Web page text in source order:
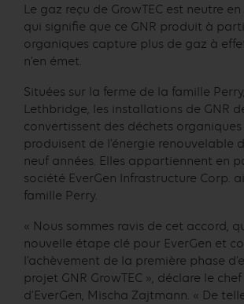
Le gaz reçu de GrowTEC est neutre
qui signifie que ce GNR produit à
organiques capture plus de gaz à
n’en émet.
Situées sur la ferme de la famille
Lethbridge, les installations de GNR
convertissent des déchets
produisent de l’énergie renouvelable
neuf années. Elles appartiennent en
société EverGen Infrastructure Corp.
famille Perry.
« Nous sommes ravis de cet accord,
nouvelle étape clé pour EverGen et
l’achèvement de la première phase
projet GNR GrowTEC », déclare le
d’EverGen, Mischa Zajtmann. « De